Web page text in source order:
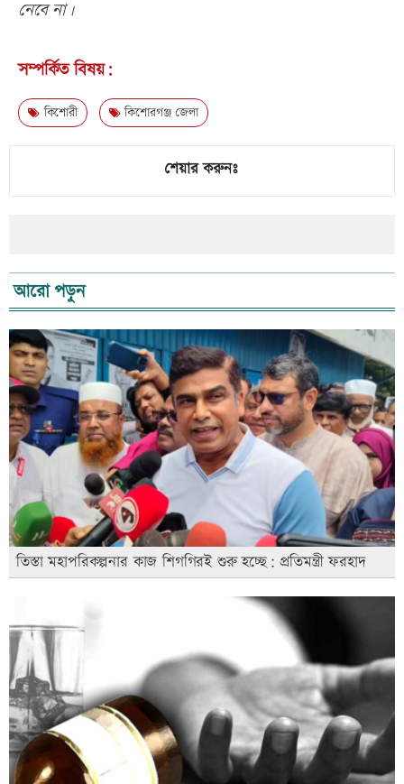
নেবে না।
সম্পর্কিত বিষয়:
কিশোরী কিশোরগঞ্জ জেলা
শেয়ার করুনঃ
আরো পড়ুন
তিস্তা মহাপরিকল্পনার কাজ শিগগিরই শুরু হচ্ছে: প্রতিমন্ত্রী ফরহাদ